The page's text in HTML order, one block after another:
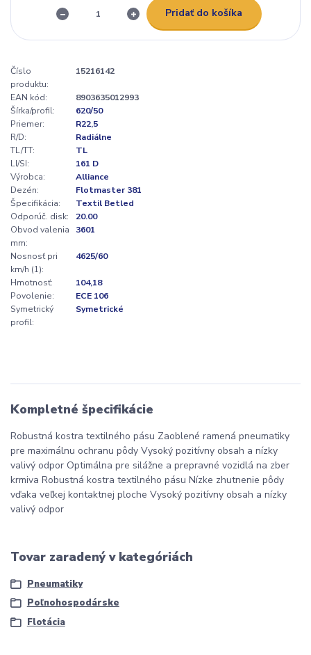
Pridať do košíka
Číslo
produktu:
15216142
EAN kód:
8903635012993
Šírka/profil:
620/50
Priemer:
R22,5
R/D:
Radiálne
TL/TT:
TL
LI/SI:
161 D
Výrobca:
Alliance
Dezén:
Flotmaster 381
Špecifikácia:
Textil Betled
Odporúč. disk:
20.00
Obvod valenia
mm:
3601
Nosnosť pri
km/h (1):
4625/60
Hmotnosť:
104,18
Povolenie:
ECE 106
Symetrický
profil:
Symetrické
Kompletné špecifikácie
Robustná kostra textilného pásu Zaoblené ramená pneumatiky
pre maximálnu ochranu pôdy Vysoký pozitívny obsah a nízky
valivý odpor Optimálna pre silážne a prepravné vozidlá na zber
krmiva Robustná kostra textilného pásu Nízke zhutnenie pôdy
vďaka veľkej kontaktnej ploche Vysoký pozitívny obsah a nízky
valivý odpor
Tovar zaradený v kategóriách
Pneumatiky
Poľnohospodárske
Flotácia